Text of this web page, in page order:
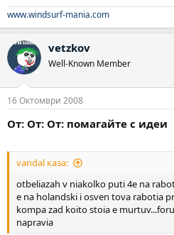
www.windsurf-mania.com
vetzkov
Well-Known Member
16 Октомври 2008
От: От: От: помагайте с идеи
vandal каза:
otbeliazah v niakolko puti 4e na
e na holandski i osven tova rabotia
kompa zad koito stoia e
napravia